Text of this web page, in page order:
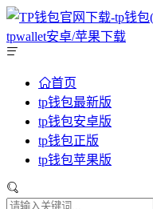
首页
tp钱包最新版
tp钱包安卓版
tp钱包正版
tp钱包苹果版